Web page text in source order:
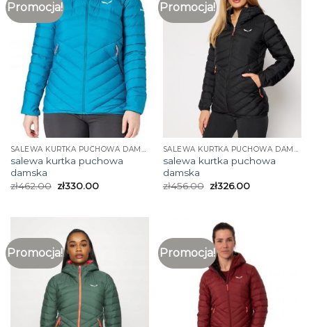
Promocja!
salewa kurtka puchowa
damska
zł462.00 zł330.00
Promocja!
salewa kurtka puchowa
damska
zł456.00 zł326.00
Promocja! Promocja!